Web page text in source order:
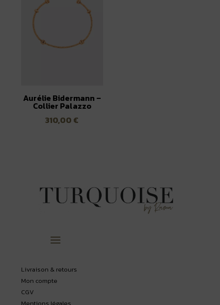
Aurélie Bidermann –
Collier Palazzo
310,00 €
Livraison & retours
Mon compte
CGV
Mentions légales